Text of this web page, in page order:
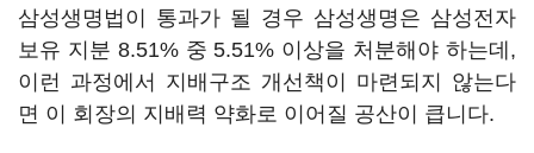
삼성생명법이 통과가 될 경우 삼성생명은 삼성전자
보유 지분 8.51% 중5.51% 이상을 처분해야 하는데 ,
이런 과정에서 지배구조 개선책이 마련되지 않는다
면 이 회장의 지배력 약화로 이어질 공산이 큽니다.